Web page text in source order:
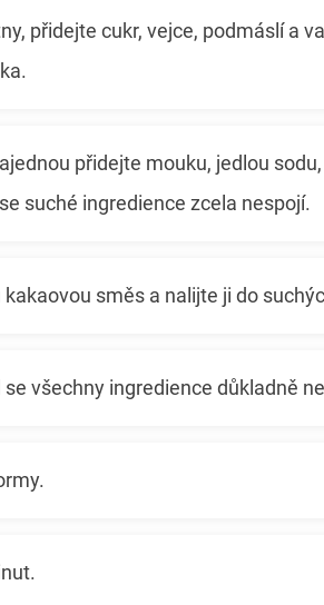
přidejte cukr, vejce, podmáslí a
přidejte mouku, jedlou
suché ingredience zcela nespojí.
směs a nalijte ji do
všechny ingredience důkladně